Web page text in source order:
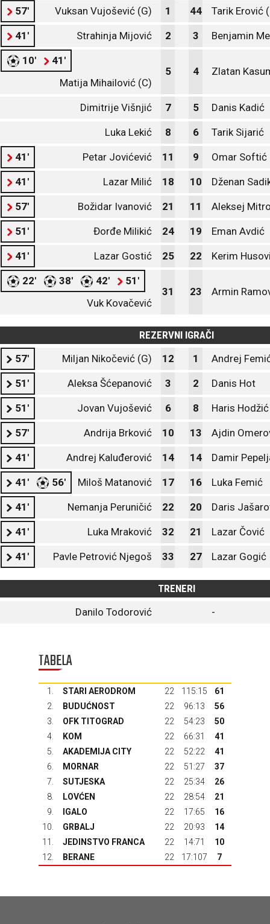
57' Vuksan Vujošević (G) 1 44 Tarik Erović
41' Strahinja Mijović 2 3 Benjamin
10'
41'
Matija Mihailović (C)
5 4 Zlatan
Dimitrije Višnjić 7 5 Danis Kadić
Luka Lekić 8 6 Tarik Sijarić
41' Petar Jovićević 11 9 Omar Softić
41' Lazar Milić 18 10 Dženan
57' Božidar Ivanović 21 11 Aleksej
51' Đorđe Milikić 24 19 Eman Avdić
41' Lazar Gostić 25 22 Kerim
22' 38' 42'
51'
Vuk Kovačević
31 23 Armin
REZERVNI IGRAČI
57'
Miljan Nikočević (G) 12 1 Andrej
51' Aleksa Šćepanović 3 2 Danis Hot
51' Jovan Vujošević 6 8 Haris Hodžić
57' Andrija Brković 10 13 Ajdin
41' Andrej Kaluđerović 14 14 Damir
41' 56' Miloš Matanović 17 16 Luka Femić
41' Nemanja Peruničić 22 20 Daris
41' Luka Mraković 32 21 Lazar Čović
41' Pavle Petrović Njegoš 33 27 Lazar Gogić
TRENERI
Danilo Todorović
-
TABELA
1. STARI AERODROM 22 115:15
61
2.
BUDUĆNOST 22 96:13
56
3.
OFK TITOGRAD 22 54:23
50
4.
KOM 22 66:31
41
5.
AKADEMIJA CITY 22 52:22
41
6.
MORNAR 22 51:27
37
7.
SUTJESKA 22 25:34
26
8.
LOVĆEN 22 28:54
21
9.
IGALO 22 17:65
16
10.
GRBALJ 22 20:93
14
11.
JEDINSTVO FRANCA 22 14:71
10
12.
BERANE 22 17:107 7